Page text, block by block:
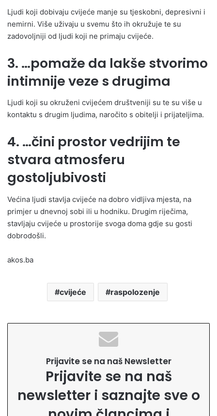
Ljudi koji dobivaju cvijeće manje su tjeskobni, depresivni i
nemirni. Više uživaju u svemu što ih okružuje te su
zadovoljniji od ljudi koji ne primaju cvijeće.
3. …pomaže da lakše stvorimo
intimnije veze s drugima
Ljudi koji su okruženi cvijećem društveniji su te su više u
kontaktu s drugim ljudima, naročito s obitelji i prijateljima.
4. …čini prostor vedrijim te
stvara atmosferu
gostoljubivosti
Većina ljudi stavlja cvijeće na dobro vidljiva mjesta, na
primjer u dnevnoj sobi ili u hodniku. Drugim riječima,
stavljaju cvijeće u prostorije svoga doma gdje su gosti
dobrodošli.
akos.ba
cvijeće raspolozenje
Prijavite se na naš Newsletter
Prijavite se na naš
newsletter i saznajte sve o